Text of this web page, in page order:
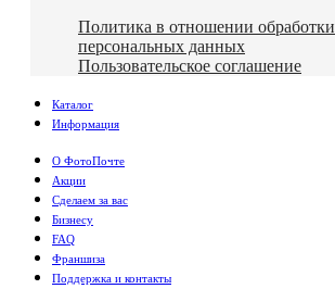
Политика в отношении обработки
персональных данных
Пользовательское соглашение
Каталог
Информация
О ФотоПочте
Акции
Сделаем за вас
Бизнесу
FAQ
Франшиза
Поддержка и контакты